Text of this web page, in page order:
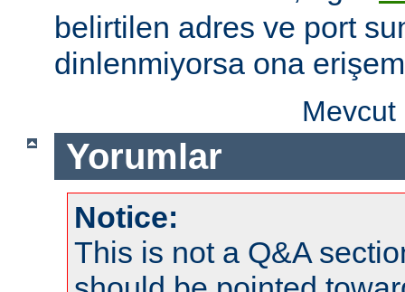
belirtilen adres ve port
dinlenmiyorsa ona
Yorumlar
Notice:
This is not a Q&A